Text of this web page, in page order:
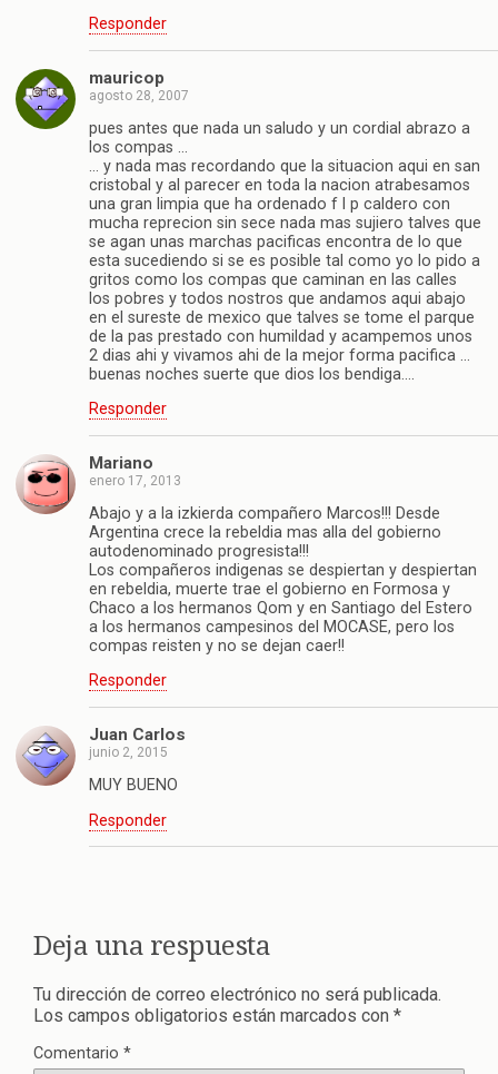
Responder
mauricop
agosto 28, 2007
pues antes que nada un saludo y un cordial abrazo a
los compas …
… y nada mas recordando que la situacion aqui en san
cristobal y al parecer en toda la nacion atrabesamos
una gran limpia que ha ordenado f l p caldero con
mucha reprecion sin sece nada mas sujiero talves que
se agan unas marchas pacificas encontra de lo que
esta sucediendo si se es posible tal como yo lo pido a
gritos como los compas que caminan en las calles
los pobres y todos nostros que andamos aqui abajo
en el sureste de mexico que talves se tome el parque
de la pas prestado con humildad y acampemos unos
2 dias ahi y vivamos ahi de la mejor forma pacifica …
buenas noches suerte que dios los bendiga….
Responder
Mariano
enero 17, 2013
Abajo y a la izkierda compañero Marcos!!! Desde
Argentina crece la rebeldia mas alla del gobierno
autodenominado progresista!!!
Los compañeros indigenas se despiertan y despiertan
en rebeldia, muerte trae el gobierno en Formosa y
Chaco a los hermanos Qom y en Santiago del Estero
a los hermanos campesinos del MOCASE, pero los
compas reisten y no se dejan caer!!
Responder
Juan Carlos
junio 2, 2015
MUY BUENO
Responder
Deja una respuesta
Tu dirección de correo electrónico no será publicada.
Los campos obligatorios están marcados con *
Comentario *